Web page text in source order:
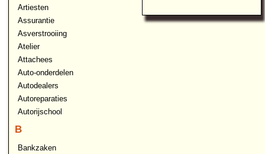
Artiesten
Assurantie
Asverstrooiing
Atelier
Attachees
Auto-onderdelen
Autodealers
Autoreparaties
Autorijschool
B
Bankzaken